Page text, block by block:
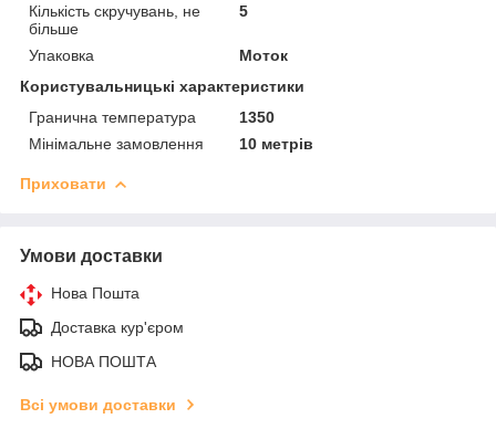
Кількість скручувань, не
більше
5
Упаковка
Моток
Користувальницькі характеристики
Гранична температура
1350
Мінімальне замовлення
10 метрів
Приховати
Умови доставки
Нова Пошта
Доставка кур'єром
НОВА ПОШТА
Всі умови доставки